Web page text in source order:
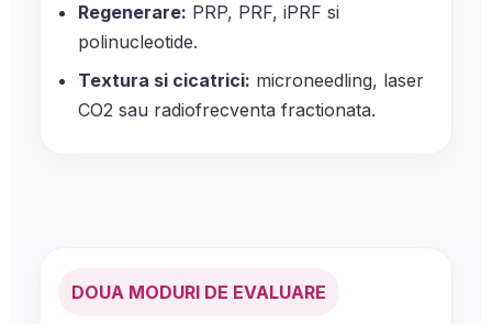
Regenerare: PRP, PRF, iPRF si
polinucleotide.
Textura si cicatrici: microneedling, laser
CO2 sau radiofrecventa fractionata.
DOUA MODURI DE EVALUARE